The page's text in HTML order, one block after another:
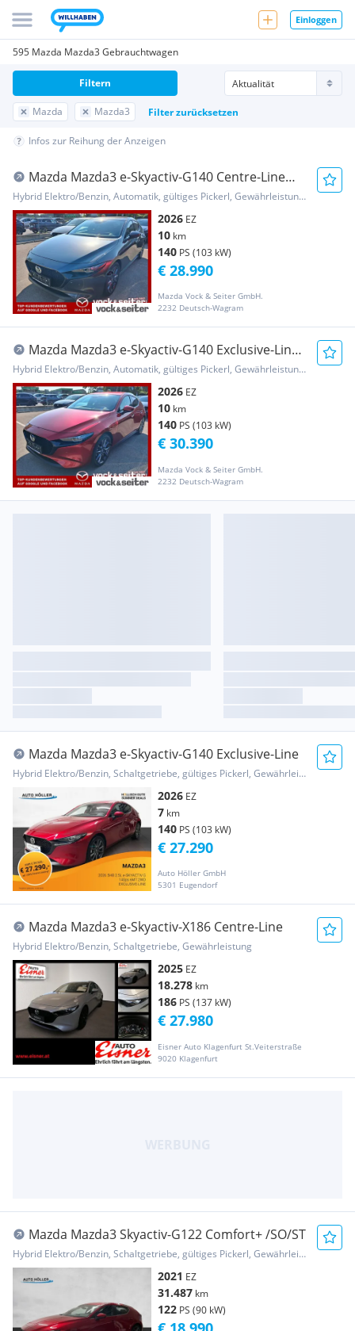
Einloggen
595 Mazda Mazda3 Gebrauchtwagen
Mazda Mazda3 Filter zurücksetzen
Filtern
Infos zur Reihung der Anzeigen
Mazda Mazda3 e-Skyactiv-G140 Centre-Line
Aut.
Hybrid Elektro/Benzin, Automatik, gültiges Pickerl, Gewährleistung, Garantie
2026 EZ
10 km
140 PS (103 kW)
Mazda Vock & Seiter GmbH.
2232 Deutsch-Wagram
€ 28.990
Mazda Mazda3 e-Skyactiv-G140 Exclusive-Line
Aut.
Hybrid Elektro/Benzin, Automatik, gültiges Pickerl, Gewährleistung, Garantie
2026 EZ
10 km
140 PS (103 kW)
Mazda Vock & Seiter GmbH.
2232 Deutsch-Wagram
€ 30.390
Mazda Mazda3 e-Skyactiv-G140 Exclusive-Line
Hybrid Elektro/Benzin, Schaltgetriebe, gültiges Pickerl, Gewährleistung, Garantie
2026 EZ
7 km
140 PS (103 kW)
Auto Höller GmbH
5301 Eugendorf
€ 27.290
Mazda Mazda3 e-Skyactiv-X186 Centre-Line
Hybrid Elektro/Benzin, Schaltgetriebe, Gewährleistung
2025 EZ
18.278 km
186 PS (137 kW)
Eisner Auto Klagenfurt St.Veiterstraße
9020 Klagenfurt
€ 27.980
Mazda Mazda3 Skyactiv-G122 Comfort+ /SO/ST
Hybrid Elektro/Benzin, Schaltgetriebe, gültiges Pickerl, Gewährleistung, Garantie
2021 EZ
31.487 km
122 PS (90 kW)